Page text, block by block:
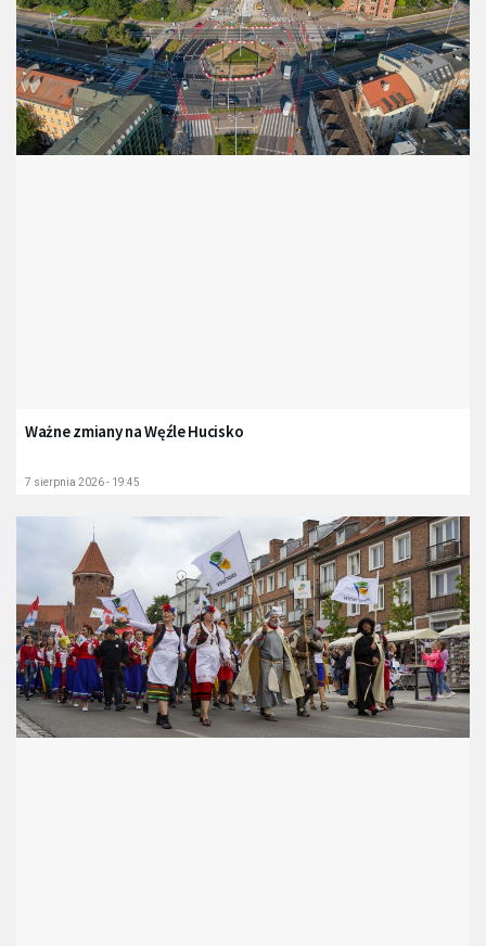
Ważne zmiany na Węźle Hucisko
7 sierpnia 2026 - 19:45